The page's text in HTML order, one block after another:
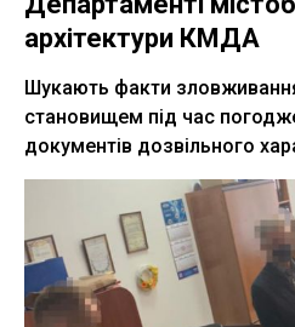
архітектури КМДА
Шукають факти
становищем під час
документів дозвільного